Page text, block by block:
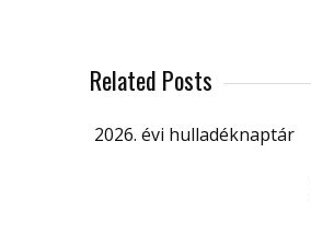
Related Posts
2026. évi hulladéknaptár